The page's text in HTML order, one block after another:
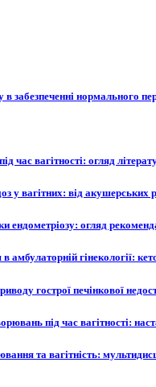
в забезпеченні нормального
під час вагітності: огляд
у вагітних: від акушерських
ендометріозу: огляд
амбулаторній гінекології:
гострої печінкової
під час вагітності:
та вагітність: